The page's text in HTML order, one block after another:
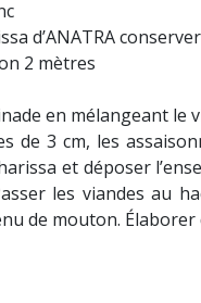
d’ANATRA
2 mètres
en mélangeant le
de 3 cm, les
et déposer
les viandes au
de mouton. Élaborer